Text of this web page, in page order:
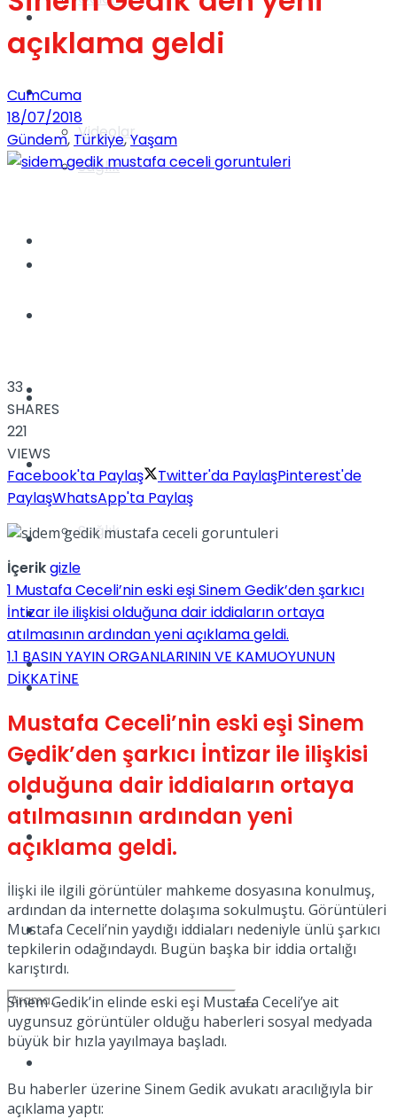
Videolar
Sağlık
TV
Kadınca
Dünya
Gündem
Yaşam
Sağlık
Türkiye
Müzik
Sinema
Tatil
Spor
Podcast
açıklama geldi
CumCuma
18/07/2018
Gündem, Türkiye,Yaşam
33
SHARES
221
VIEWS
Facebook'ta Paylaş
Twitter'da PaylaşPinterest'de
PaylaşWhatsApp'ta Paylaş
İçerikgizle
1 Mustafa Ceceli’nin eski eşi Sinem Gedik’den şarkıcı
İntizar ile ilişkisi olduğuna dair iddiaların ortaya
atılmasının ardından yeni açıklama geldi.
1.1 BASIN YAYIN ORGANLARININ VE KAMUOYUNUN
DİKKATİNE
Mustafa Ceceli’nin eski eşi Sinem
Gedik’den şarkıcı İntizar ile ilişkisi
olduğuna dair iddiaların ortaya
atılmasının ardından yeni
açıklama geldi.
İlişki ile ilgili görüntüler mahkeme dosyasına konulmuş,
ardından da internette dolaşıma sokulmuştu. Görüntüleri
Mustafa Ceceli’nin yaydığı iddiaları nedeniyle ünlü şarkıcı
tepkilerin odağındaydı. Bugün başka bir iddia ortalığı
karıştırdı.
Sinem Gedik’in elinde eski eşi Mustafa Ceceli’ye ait
uygunsuz görüntüler olduğu haberleri sosyal medyada
büyük bir hızla yayılmaya başladı.
Bu haberler üzerine Sinem Gedik avukatı aracılığıyla bir
açıklama yaptı: